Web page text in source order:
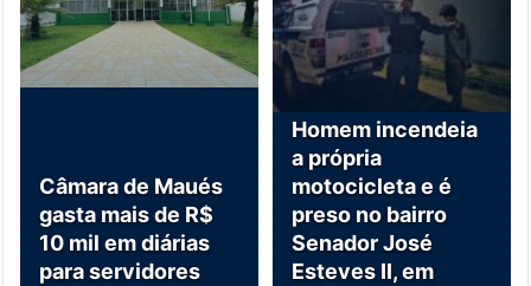
Câmara de Maués
gasta mais de R$
10 mil em diárias
para servidores
Homem incendeia
a própria
motocicleta e é
preso no bairro
Senador José
Esteves II, em